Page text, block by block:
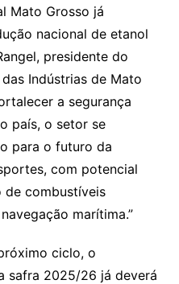
Mato Grosso já
nacional de etanol
presidente do
Indústrias de Mato
a segurança
país, o setor se
para o futuro da
com potencial
de combustíveis
marítima.”
ciclo, o
safra 2025/26 já deverá